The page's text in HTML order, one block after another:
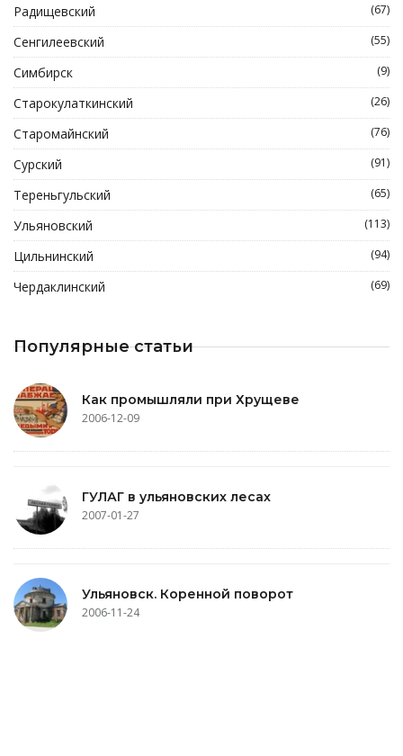
Радищевский (67)
Сенгилеевский (55)
Симбирск (9)
Старокулаткинский (26)
Старомайнский (76)
Сурский (91)
Тереньгульский (65)
Ульяновский (113)
Цильнинский (94)
Чердаклинский (69)
Популярные статьи
Как промышляли при Хрущеве
2006-12-09
ГУЛАГ в ульяновских лесах
2007-01-27
Ульяновск. Коренной поворот
2006-11-24